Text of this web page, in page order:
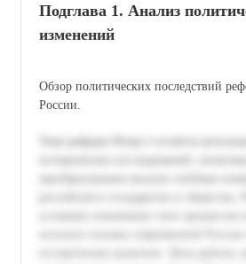
Подглава 1. Анализ
изменений
Обзор политических последствий
России.